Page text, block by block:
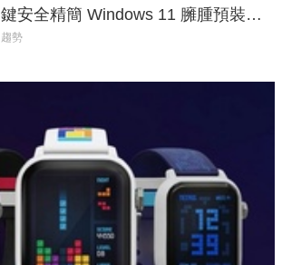
鍵安全精簡 Windows 11 臃腫預裝軟
體與後台追蹤
趨勢